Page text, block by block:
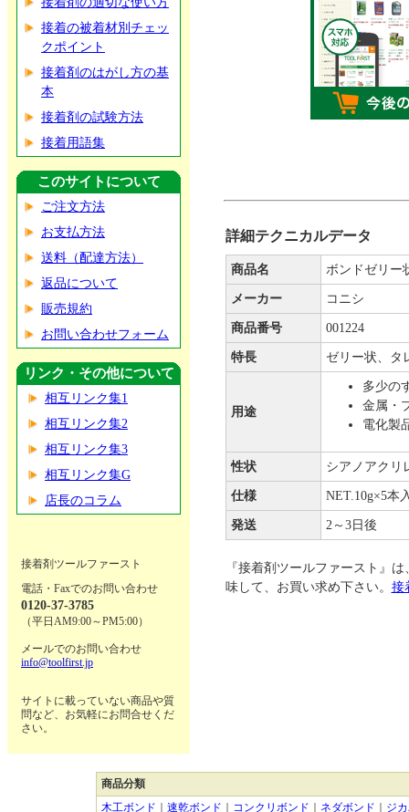
接着の被着材別チェッ
クポイント
接着剤のはがし方の基
本
接着剤の試験方法
接着用語集
このサイトについて
ご注文方法
お支払方法
送料（配達方法）
返品について
販売規約
お問い合わせフォーム
リンク・その他について
相互リンク集1
相互リンク集2
相互リンク集3
相互リンク集G
店長のコラム
接着剤ツールファースト
電話・Faxでのお問い合わせ
0120-37-3785
（平日AM9:00～PM5:00）
メールでのお問い合わせ
info@toolfirst.jp
サイトに載っていない商品や質
問など、お気軽にお問合せくだ
さい。
詳細テクニカルデータ
商品名 ボンドゼリー
メーカー コニシ
商品番号 001224
特長 ゼリー状、タ
用途
多少の
金属・
電化製
性状 シアノアクリ
仕様 NET.10g×5本
発送 2～3日後
『接着剤ツールファースト』
味して、お買い求め下さい。 接
商品分類
木工ボンド
速乾ボンド コンクリボンド ネダボンド
ジ